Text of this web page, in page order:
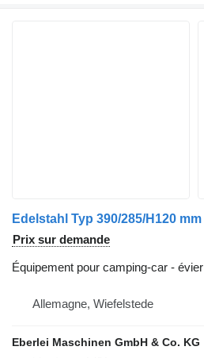
Edelstahl Typ 390/285/H120 mm
Prix sur demande
Équipement pour camping-car - évier
Allemagne, Wiefelstede
Eberlei Maschinen GmbH & Co. KG